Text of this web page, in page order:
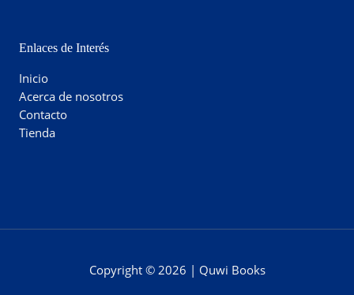
Enlaces de Interés
Inicio
Acerca de nosotros
Contacto
Tienda
Copyright © 2026 | Quwi Books